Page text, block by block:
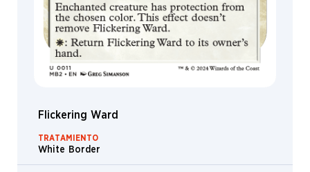
Flickering Ward
TRATAMIENTO
White Border